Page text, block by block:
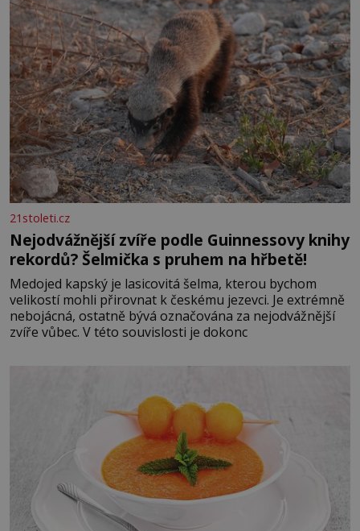
21stoleti.cz
Nejodvážnější zvíře podle Guinnessovy knihy
rekordů? Šelmička s pruhem na hřbetě!
Medojed kapský je lasicovitá šelma, kterou bychom
velikostí mohli přirovnat k českému jezevci. Je extrémně
nebojácná, ostatně bývá označována za nejodvážnější
zvíře vůbec. V této souvislosti je dokonc